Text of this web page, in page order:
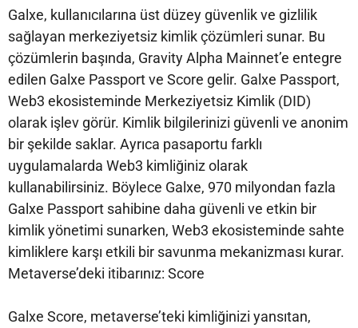
Galxe, kullanıcılarına üst düzey güvenlik ve gizlilik
sağlayan merkeziyetsiz kimlik çözümleri sunar. Bu
çözümlerin başında, Gravity Alpha Mainnet’e entegre
edilen Galxe Passport ve Score gelir. Galxe Passport,
Web3 ekosisteminde Merkeziyetsiz Kimlik (DID)
olarak işlev görür. Kimlik bilgilerinizi güvenli ve anonim
bir şekilde saklar. Ayrıca pasaportu farklı
uygulamalarda Web3 kimliğiniz olarak
kullanabilirsiniz. Böylece Galxe, 970 milyondan fazla
Galxe Passport sahibine daha güvenli ve etkin bir
kimlik yönetimi sunarken, Web3 ekosisteminde sahte
kimliklere karşı etkili bir savunma mekanizması kurar.
Metaverse’deki itibarınız: Score
Galxe Score, metaverse’teki kimliğinizi yansıtan,